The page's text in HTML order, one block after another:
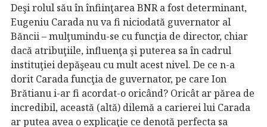
Deşi rolul său în înfiinţarea BNR a fost determinant,
Eugeniu Carada nu va fi niciodată guvernator al
Băncii – mulţumindu-se cu funcţia de director, chiar
dacă atribuţiile, influenţa şi puterea sa în cadrul
instituţiei depăşeau cu mult acest nivel. De ce n-a
dorit Carada funcţia de guvernator, pe care Ion
Brătianu i-ar fi acordat-o oricând? Oricât ar părea de
incredibil, această (altă) dilemă a carierei lui Carada
ar putea avea o explicaţie ce denotă perfecta sa